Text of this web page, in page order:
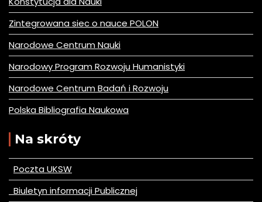
Zintegrowana siec o nauce POLON
Narodowe Centrum Nauki
Narodowy Program Rozwoju Humanistyki
Narodowe Centrum Badań i Rozwoju
Polska Bibliografia Naukowa
Na skróty
Poczta UKSW
Biuletyn informacji Publicznej